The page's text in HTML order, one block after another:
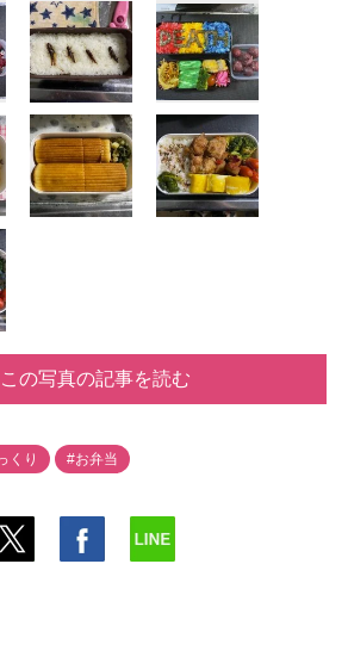
この写真の記事を読む
くり #お弁当